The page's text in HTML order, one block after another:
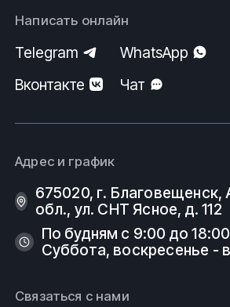
Написать онлайн
Telegram
WhatsApp
Вконтакте
Чат
Адрес и график
675020, г. Благовещенск,
обл., ул. СНТ Ясное, д. 112
По будням с 9:00 до
Суббота, воскресенье -
Связаться с нами